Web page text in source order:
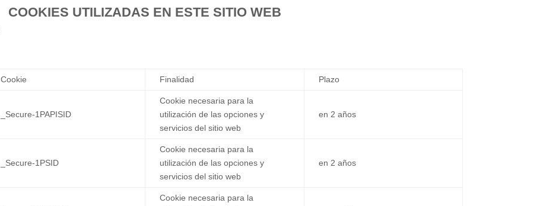
COOKIES UTILIZADAS EN ESTE SITIO WEB
Cookie Finalidad Plazo
_Secure-1PAPISID
Cookie necesaria para la
utilización de las opciones y
servicios del sitio web
en 2 años
_Secure-1PSID
Cookie necesaria para la
utilización de las opciones y
servicios del sitio web
en 2 años
Cookie necesaria para la